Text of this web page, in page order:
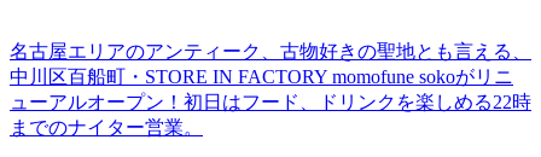
名古屋エリアのアンティーク、古物好きの聖地とも言える、
中川区百船町・STORE IN FACTORY momofune sokoがリニ
ューアルオープン！初日はフード、ドリンクを楽しめる22時
までのナイター営業。